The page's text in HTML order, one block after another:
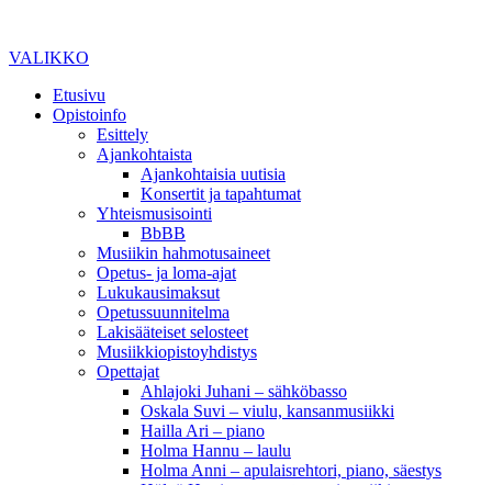
VALIKKO
Etusivu
Opistoinfo
Esittely
Ajankohtaista
Ajankohtaisia uutisia
Konsertit ja tapahtumat
Yhteismusisointi
BbBB
Musiikin hahmotusaineet
Opetus- ja loma-ajat
Lukukausimaksut
Opetussuunnitelma
Lakisääteiset selosteet
Musiikkiopistoyhdistys
Opettajat
Ahlajoki Juhani – sähköbasso
Oskala Suvi – viulu, kansanmusiikki
Hailla Ari – piano
Holma Hannu – laulu
Holma Anni – apulaisrehtori, piano, säestys